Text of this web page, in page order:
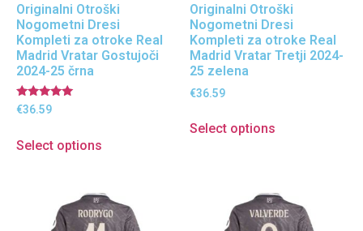
Originalni Otroški
Nogometni Dresi
Kompleti za otroke Real
Madrid Vratar Gostujoči
2024-25 črna
Ocenjeno
5.00
€36.59
Select options
Originalni Otroški
Nogometni Dresi
Kompleti za otroke Real
Madrid Vratar Tretji 2024-
25 zelena
€36.59
Select options